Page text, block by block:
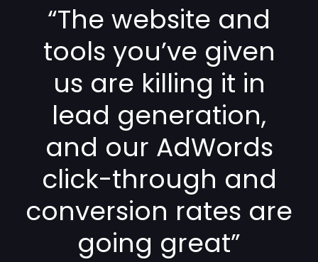
“The website and
tools you’ve given
us are killing it in
lead generation,
and our AdWords
click-through and
conversion rates are
going great”